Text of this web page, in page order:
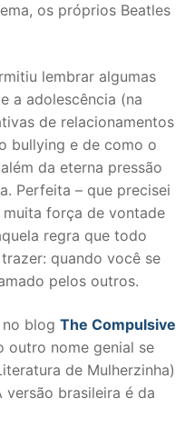
os próprios Beatles
lembrar algumas
a adolescência (na
de relacionamentos
bullying e de como o
da eterna pressão
Perfeita – que precisei
força de vontade
regra que todo
quando você se
pelos outros.
no blog The Compulsive
outro nome genial se
de Mulherzinha)
versão brasileira é da